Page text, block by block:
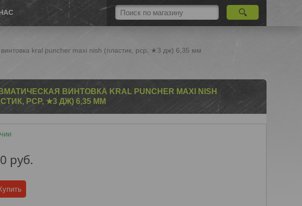
kral puncher maxi nish (пластик, pcp, ★3 дж) 6,35 мм
ВИНТОВКА KRAL PUNCHER MAXI NISH
PCP, ★3 ДЖ) 6,35 ММ
руб.